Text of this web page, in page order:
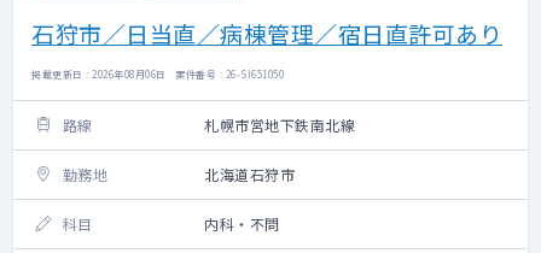
石狩市／日当直／病棟管理／宿日直許可あり
掲載更新日 : 2026年08月06日 案件番号 : 26-SI651050
路線 札幌市営地下鉄南北線
勤務地 北海道石狩市
科目 内科・不問